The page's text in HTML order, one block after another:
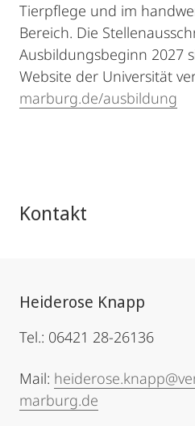
Tierpflege und im
Bereich. Die
Ausbildungsbeginn 2027
Website der Universität
marburg.de/ausbildung
Kontakt
Heiderose Knapp
Tel.: 06421 28-26136
Mail:
marburg.de